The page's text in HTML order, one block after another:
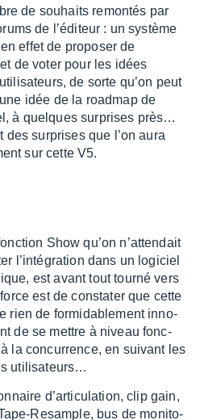
de souhaits remon­tés par
de l’édi­teur : un système
effet de propo­ser de
de voter pour les idées
de sorte qu’on peut
idée de la road­map de
à quelques surprises près…
des surprises que l’on aura
sur cette V5.
Show qu’on n’at­ten­dait
l’in­té­gra­tion dans un logi­ciel
est avant tout tourné vers
est de consta­ter que cette
rien de formi­da­ble­ment inno­
de se mettre à niveau fonc­
la concur­rence, en suivant les
utili­sa­teurs…
d’ar­ti­cu­la­tion, clip gain,
Resample, bus de moni­to­